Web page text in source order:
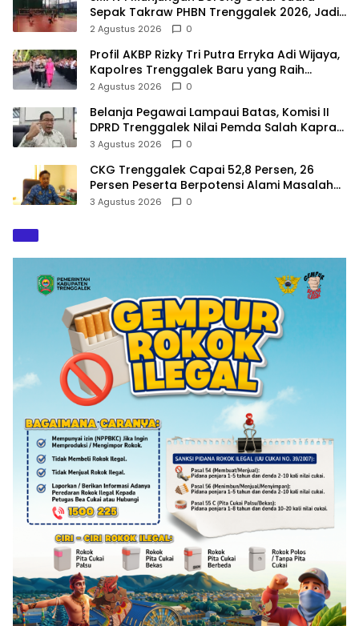
Sepak Takraw PHBN Trenggalek 2026, Jadi
Modal Menuju POPDA Jatim
2 Agustus 2026 0
Profil AKBP Rizky Tri Putra Erryka Adi Wijaya,
Kapolres Trenggalek Baru yang Raih
Hattrick Pin Emas Kapolri
2 Agustus 2026 0
Belanja Pegawai Lampaui Batas, Komisi II
DPRD Trenggalek Nilai Pemda Salah Kaprah
dalam Perencanaan
3 Agustus 2026 0
CKG Trenggalek Capai 52,8 Persen, 26
Persen Peserta Berpotensi Alami Masalah
Kejiwaan
3 Agustus 2026 0